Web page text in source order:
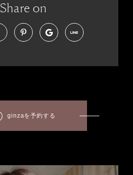
Share on
ginzaを予約する